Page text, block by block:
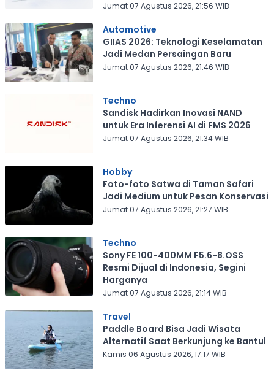
Jumat 07 Agustus 2026, 21:56 WIB
Automotive
GIIAS 2026: Teknologi Keselamatan
Jadi Medan Persaingan Baru
Jumat 07 Agustus 2026, 21:46 WIB
Techno
Sandisk Hadirkan Inovasi NAND
untuk Era Inferensi AI di FMS 2026
Jumat 07 Agustus 2026, 21:34 WIB
Hobby
Foto-foto Satwa di Taman Safari
Jadi Medium untuk Pesan Konservasi
Jumat 07 Agustus 2026, 21:27 WIB
Techno
Sony FE 100-400MM F5.6-8.OSS
Resmi Dijual di Indonesia, Segini
Harganya
Jumat 07 Agustus 2026, 21:14 WIB
Travel
Paddle Board Bisa Jadi Wisata
Alternatif Saat Berkunjung ke Bantul
Kamis 06 Agustus 2026, 17:17 WIB